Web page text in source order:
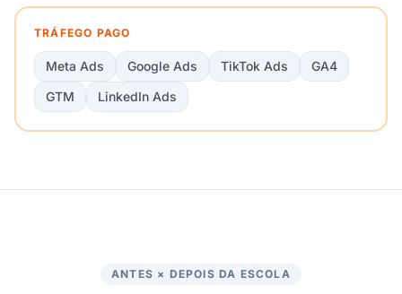
TRÁFEGO PAGO
Meta Ads Google Ads TikTok Ads
GA4
GTM
LinkedIn Ads
ANTES × DEPOIS DA ESCOLA